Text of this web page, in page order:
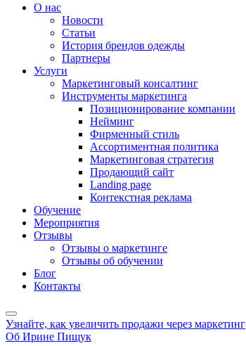
О нас
Новости
Статьи
История брендов одежды
Партнеры
Услуги
Маркетинговый консалтинг
Инструменты маркетинга
Позиционирование компании
Нейминг
Фирменный стиль
Ассортиментная политика
Маркетинговая стратегия
Продающий сайт
Landing page
Контекстная реклама
Обучение
Мероприятия
Отзывы
Отзывы о маркетинге
Отзывы об обучении
Блог
Контакты
Узнайте, как увеличить продажи через маркетинг
Об Ирине Пищук